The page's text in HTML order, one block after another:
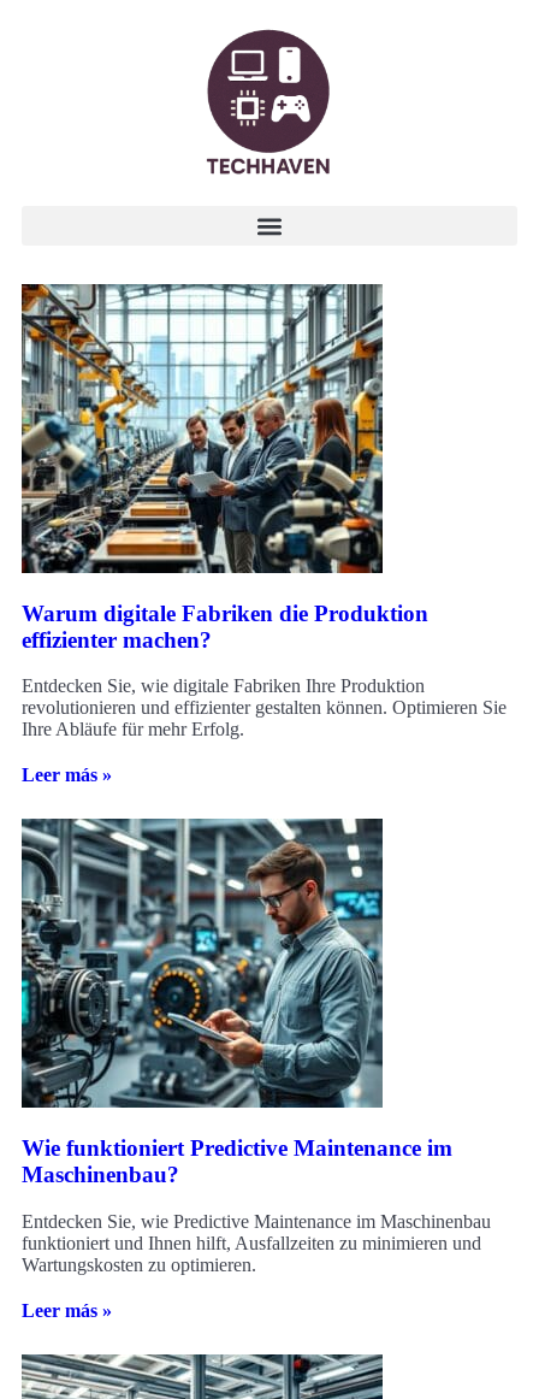
Warum digitale Fabriken die Produktion
effizienter machen?
Entdecken Sie, wie digitale Fabriken Ihre Produktion
revolutionieren und effizienter gestalten können. Optimieren Sie
Ihre Abläufe für mehr Erfolg.
Leer más »
Wie funktioniert Predictive Maintenance im
Maschinenbau?
Entdecken Sie, wie Predictive Maintenance im Maschinenbau
funktioniert und Ihnen hilft, Ausfallzeiten zu minimieren und
Wartungskosten zu optimieren.
Leer más »